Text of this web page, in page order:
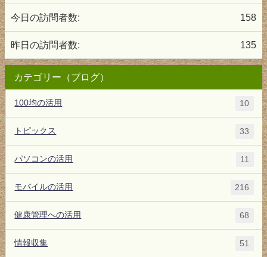
158
今日の訪問者数:
135
昨日の訪問者数:
カテゴリー（ブログ）
100均の活用 10
トピックス 33
パソコンの活用 11
モバイルの活用 216
健康管理への活用 68
情報収集 51